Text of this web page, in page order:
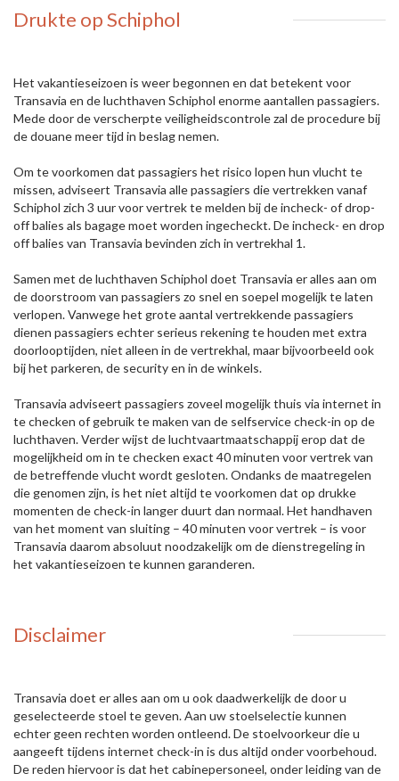
Drukte op Schiphol
Het vakantieseizoen is weer begonnen en dat betekent voor
Transavia en de luchthaven Schiphol enorme aantallen passagiers.
Mede door de verscherpte veiligheidscontrole zal de procedure bij
de douane meer tijd in beslag nemen.
Om te voorkomen dat passagiers het risico lopen hun vlucht te
missen, adviseert Transavia alle passagiers die vertrekken vanaf
Schiphol zich 3 uur voor vertrek te melden bij de incheck- of drop-
off balies als bagage moet worden ingecheckt. De incheck- en drop
off balies van Transavia bevinden zich in vertrekhal 1.
Samen met de luchthaven Schiphol doet Transavia er alles aan om
de doorstroom van passagiers zo snel en soepel mogelijk te laten
verlopen. Vanwege het grote aantal vertrekkende passagiers
dienen passagiers echter serieus rekening te houden met extra
doorlooptijden, niet alleen in de vertrekhal, maar bijvoorbeeld ook
bij het parkeren, de security en in de winkels.
Transavia adviseert passagiers zoveel mogelijk thuis via internet in
te checken of gebruik te maken van de selfservice check-in op de
luchthaven. Verder wijst de luchtvaartmaatschappij erop dat de
mogelijkheid om in te checken exact 40 minuten voor vertrek van
de betreffende vlucht wordt gesloten. Ondanks de maatregelen
die genomen zijn, is het niet altijd te voorkomen dat op drukke
momenten de check-in langer duurt dan normaal. Het handhaven
van het moment van sluiting – 40 minuten voor vertrek – is voor
Transavia daarom absoluut noodzakelijk om de dienstregeling in
het vakantieseizoen te kunnen garanderen.
Disclaimer
Transavia doet er alles aan om u ook daadwerkelijk de door u
geselecteerde stoel te geven. Aan uw stoelselectie kunnen
echter geen rechten worden ontleend. De stoelvoorkeur die u
aangeeft tijdens internet check-in is dus altijd onder voorbehoud.
De reden hiervoor is dat het cabinepersoneel, onder leiding van de